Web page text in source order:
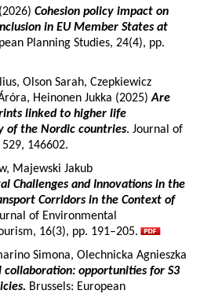
Cohesion policy impact on
in EU Member States at
Planning Studies, 24(4), pp.
Olson Sarah, Czepkiewicz
Heinonen Jukka (2025)Are
linked to higher life
of the Nordic countries. Journal of
146602.
Majewski Jakub
Challenges and Innovations in the
Corridors in the Context of
of Environmental
16(3), pp. 191–205.
Simona, Olechnicka Agnieszka
opportunities for S3
Brussels: European